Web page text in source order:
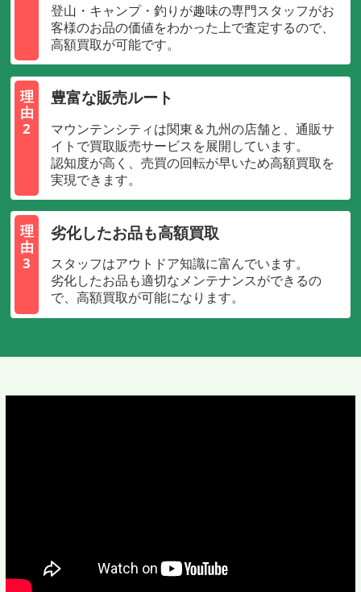
登山・キャンプ・釣りが趣味の専門スタッフがお
客様のお品の価値をわかった上で査定するので、
高額買取が可能です。
理
由
2
豊富な販売ルート
マウンテンシティは関東＆九州の店舗と、通販サ
イトで買取販売サービスを展開しています。
認知度が高く、売買の回転が早いため高額買取を
実現できます。
理
由
3
劣化したお品も高額買取
スタッフはアウトドア知識に富んでいます。
劣化したお品も適切なメンテナンスができるの
で、高額買取が可能になります。